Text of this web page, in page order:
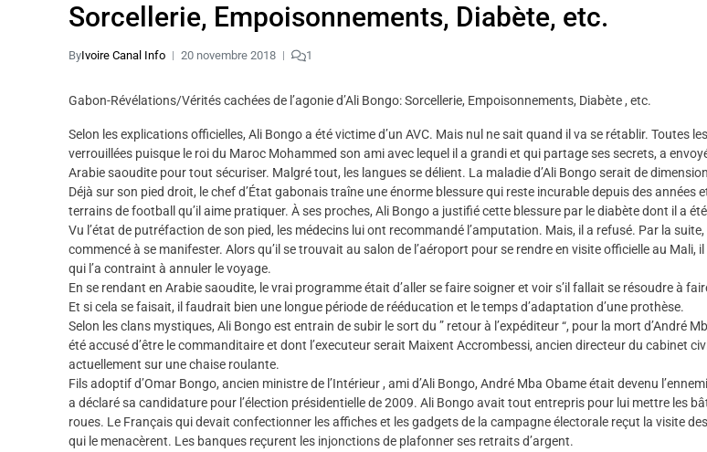
Sorcellerie, Empoisonnements, Diabète, etc.
ByIvoire Canal Info 20 novembre 2018 1
Gabon-Révélations/Vérités cachées de l’agonie d’Ali Bongo: Sorcellerie, Empoisonnements, Diabète , etc.
Selon les explications officielles, Ali Bongo a été victime d’un AVC. Mais nul ne sait quand il va se rétablir. Toutes
verrouillées puisque le roi du Maroc Mohammed son ami avec lequel il a grandi et qui partage ses secrets, a
Arabie saoudite pour tout sécuriser. Malgré tout, les langues se délient. La maladie d’Ali Bongo serait de
Déjà sur son pied droit, le chef d’État gabonais traîne une énorme blessure qui reste incurable depuis des années
terrains de football qu’il aime pratiquer. À ses proches, Ali Bongo a justifié cette blessure par le diabète dont il a
Vu l’état de putréfaction de son pied, les médecins lui ont recommandé l’amputation. Mais, il a refusé. Par la
commencé à se manifester. Alors qu’il se trouvait au salon de l’aéroport pour se rendre en visite officielle au Mali,
qui l’a contraint à annuler le voyage.
En se rendant en Arabie saoudite, le vrai programme était d’aller se faire soigner et voir s’il fallait se résoudre à
Et si cela se faisait, il faudrait bien une longue période de rééducation et le temps d’adaptation d’une prothèse.
Selon les clans mystiques, Ali Bongo est entrain de subir le sort du ” retour à l’expéditeur “, pour la mort d’André
été accusé d’être le commanditaire et dont l’executeur serait Maixent Accrombessi, ancien directeur du cabinet
actuellement sur une chaise roulante.
Fils adoptif d’Omar Bongo, ancien ministre de l’Intérieur , ami d’Ali Bongo, André Mba Obame était devenu
a déclaré sa candidature pour l’élection présidentielle de 2009. Ali Bongo avait tout entrepris pour lui mettre les
roues. Le Français qui devait confectionner les affiches et les gadgets de la campagne électorale reçut la visite
qui le menacèrent. Les banques reçurent les injonctions de plafonner ses retraits d’argent.